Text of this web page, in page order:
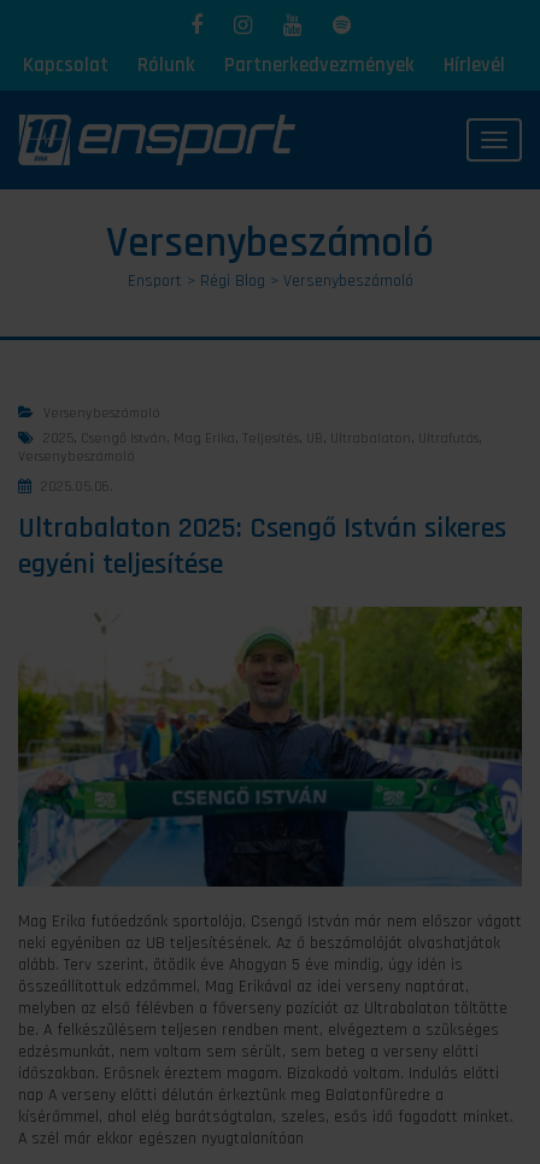
Kapcsolat Rólunk Partnerkedvezmények Hírlevél
Versenybeszámoló
Ensport > Régi Blog > Versenybeszámoló
Versenybeszámoló
2025 , Csengő István , Mag Erika, Teljesítés, UB , Ultrabalaton , Ultrafutás,
Versenybeszámoló
2025.05.06.
Ultrabalaton 2025: Csengő István sikeres
egyéni teljesítése
Mag Erika futóedzőnk sportolója, Csengő István már nem előszor vágott
neki egyéniben az UB teljesítésének. Az ő beszámolóját olvashatjátok
alább. Terv szerint, ötödik éve Ahogyan 5 éve mindig, úgy idén is
összeállítottuk edzőmmel, Mag Erikával az idei verseny naptárat,
melyben az első félévben a főverseny pozíciót az Ultrabalaton töltötte
be. A felkészülésem teljesen rendben ment, elvégeztem a szükséges
edzésmunkát, nem voltam sem sérült, sem beteg a verseny előtti
időszakban. Erősnek éreztem magam. Bizakodó voltam. Indulás előtti
nap A verseny előtti délután érkeztünk meg Balatonfüredre a
kísérőmmel, ahol elég barátságtalan, szeles, esős idő fogadott minket.
A szél már ekkor egészen nyugtalanítóan